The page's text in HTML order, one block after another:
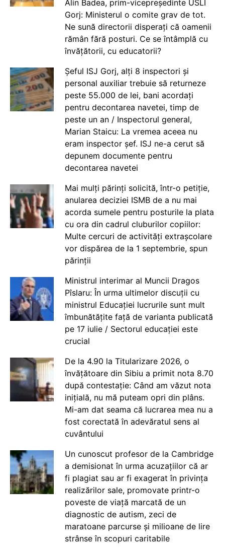
Alin Badea, prim-vicepreședinte USLI
Gorj: Ministerul o comite grav de tot.
Ne sună directorii disperați că oamenii
rămân fără posturi. Ce se întâmplă cu
învățătorii, cu educatorii?
Șeful ISJ Gorj, alți 8 inspectori și
personal auxiliar trebuie să returneze
peste 55.000 de lei, bani acordați
pentru decontarea navetei, timp de
peste un an / Inspectorul general,
Marian Staicu: La vremea aceea nu
eram inspector șef. ISJ ne-a cerut să
depunem documente pentru
decontarea navetei
Mai mulți părinți solicită, într-o petiție,
anularea deciziei ISMB de a nu mai
acorda sumele pentru posturile la plata
cu ora din cadrul cluburilor copiilor:
Multe cercuri de activități extrașcolare
vor dispărea de la 1 septembrie, spun
părinții
Ministrul interimar al Muncii Dragos
Pîslaru: În urma ultimelor discuții cu
ministrul Educației lucrurile sunt mult
îmbunătățite față de varianta publicată
pe 17 iulie / Sectorul educației este
crucial
De la 4.90 la Titularizare 2026, o
învățătoare din Sibiu a primit nota 8.70
după contestație: Când am văzut nota
inițială, nu mă puteam opri din plâns.
Mi-am dat seama că lucrarea mea nu a
fost corectată în adevăratul sens al
cuvântului
Un cunoscut profesor de la Cambridge
a demisionat în urma acuzațiilor că ar
fi plagiat sau ar fi exagerat în privința
realizărilor sale, promovate printr-o
poveste de viață marcată de un
diagnostic de autism, zeci de
maratoane parcurse și milioane de lire
strânse în scopuri caritabile